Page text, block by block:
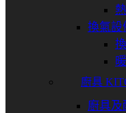
換氣設
廚具
廚具及